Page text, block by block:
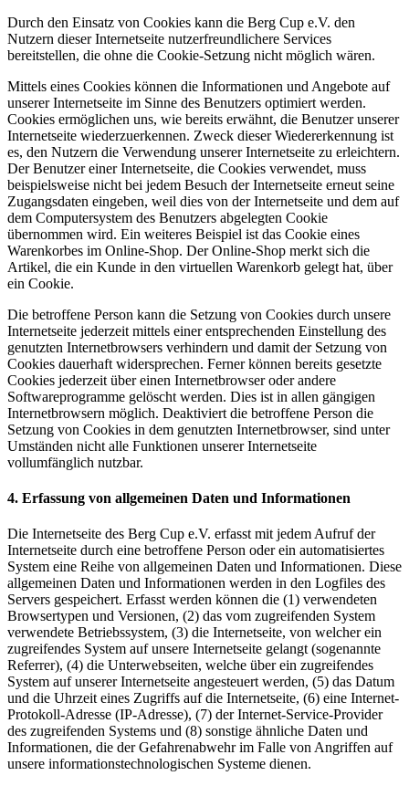
Durch den Einsatz von Cookies kann die Berg Cup e.V. den
Nutzern dieser Internetseite nutzerfreundlichere Services
bereitstellen, die ohne die Cookie-Setzung nicht möglich wären.
Mittels eines Cookies können die Informationen und Angebote auf
unserer Internetseite im Sinne des Benutzers optimiert werden.
Cookies ermöglichen uns, wie bereits erwähnt, die Benutzer unserer
Internetseite wiederzuerkennen. Zweck dieser Wiedererkennung ist
es, den Nutzern die Verwendung unserer Internetseite zu erleichtern.
Der Benutzer einer Internetseite, die Cookies verwendet, muss
beispielsweise nicht bei jedem Besuch der Internetseite erneut seine
Zugangsdaten eingeben, weil dies von der Internetseite und dem auf
dem Computersystem des Benutzers abgelegten Cookie
übernommen wird. Ein weiteres Beispiel ist das Cookie eines
Warenkorbes im Online-Shop. Der Online-Shop merkt sich die
Artikel, die ein Kunde in den virtuellen Warenkorb gelegt hat, über
ein Cookie.
Die betroffene Person kann die Setzung von Cookies durch unsere
Internetseite jederzeit mittels einer entsprechenden Einstellung des
genutzten Internetbrowsers verhindern und damit der Setzung von
Cookies dauerhaft widersprechen. Ferner können bereits gesetzte
Cookies jederzeit über einen Internetbrowser oder andere
Softwareprogramme gelöscht werden. Dies ist in allen gängigen
Internetbrowsern möglich. Deaktiviert die betroffene Person die
Setzung von Cookies in dem genutzten Internetbrowser, sind unter
Umständen nicht alle Funktionen unserer Internetseite
vollumfänglich nutzbar.
4. Erfassung von allgemeinen Daten und Informationen
Die Internetseite des Berg Cup e.V. erfasst mit jedem Aufruf der
Internetseite durch eine betroffene Person oder ein automatisiertes
System eine Reihe von allgemeinen Daten und Informationen. Diese
allgemeinen Daten und Informationen werden in den Logfiles des
Servers gespeichert. Erfasst werden können die (1) verwendeten
Browsertypen und Versionen, (2) das vom zugreifenden System
verwendete Betriebssystem, (3) die Internetseite, von welcher ein
zugreifendes System auf unsere Internetseite gelangt (sogenannte
Referrer), (4) die Unterwebseiten, welche über ein zugreifendes
System auf unserer Internetseite angesteuert werden, (5) das Datum
und die Uhrzeit eines Zugriffs auf die Internetseite, (6) eine Internet-
Protokoll-Adresse (IP-Adresse), (7) der Internet-Service-Provider
des zugreifenden Systems und (8) sonstige ähnliche Daten und
Informationen, die der Gefahrenabwehr im Falle von Angriffen auf
unsere informationstechnologischen Systeme dienen.